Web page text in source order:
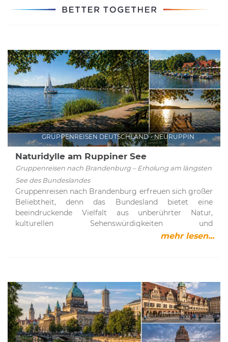
GRUPPENREISEN DEUTSCHLAND - NEURUPPIN
Naturidylle am Ruppiner See
Gruppenreisen nach Brandenburg – Erholung am längsten
See des Bundeslandes
Gruppenreisen nach Brandenburg erfreuen sich großer
Beliebtheit, denn das Bundesland bietet eine
beeindruckende Vielfalt aus unberührter Natur,
kulturellen Sehenswürdigkeiten und
abwechslungsreichen Freizeitmöglichkeiten. Ob
See Brandenburgs gilt und mit seiner reizvollen
Umgebung begeistert.Ruppiner See – Naturparadies in
der Fontanestadt NeuruppinDer rund 14 Kilometer
lange Ruppiner See erstreckt sich von Alt Ruppin über
Neuruppin bis nach Altfriesack und gehört zu den
mehr lesen...